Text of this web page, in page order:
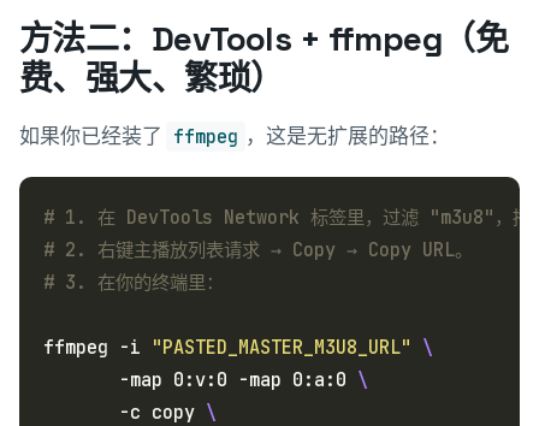
方法二：DevTools + ffmpeg（免
费、强大、繁琐）
如果你已经装了 ffmpeg ，这是无扩展的路径：
# 1. 在 DevTools Network 标签里，过滤 "m3u8"，播
# 2. 右键主播放列表请求 → Copy → Copy URL。
# 3. 在你的终端里：
ffmpeg -i "PASTED_MASTER_M3U8_URL"
       -map 0:v:0 -map 0:a:0
       -c copy